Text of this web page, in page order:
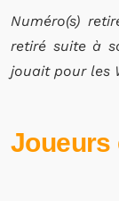
Numéro(s)
retiré suite à
jouait pour les
Joueurs